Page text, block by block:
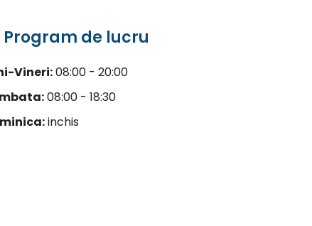
Program de lucru
Vineri:08:00 - 20:00
08:00 - 18:30
inchis